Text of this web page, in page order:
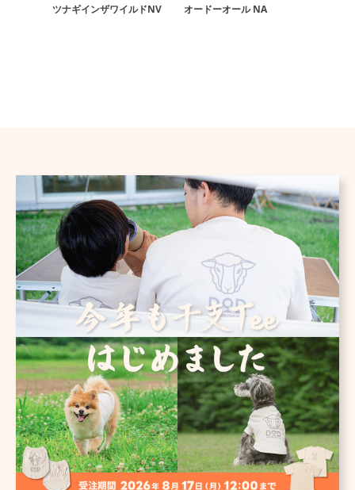
ツナギインザワイルドNV オードーオール NA